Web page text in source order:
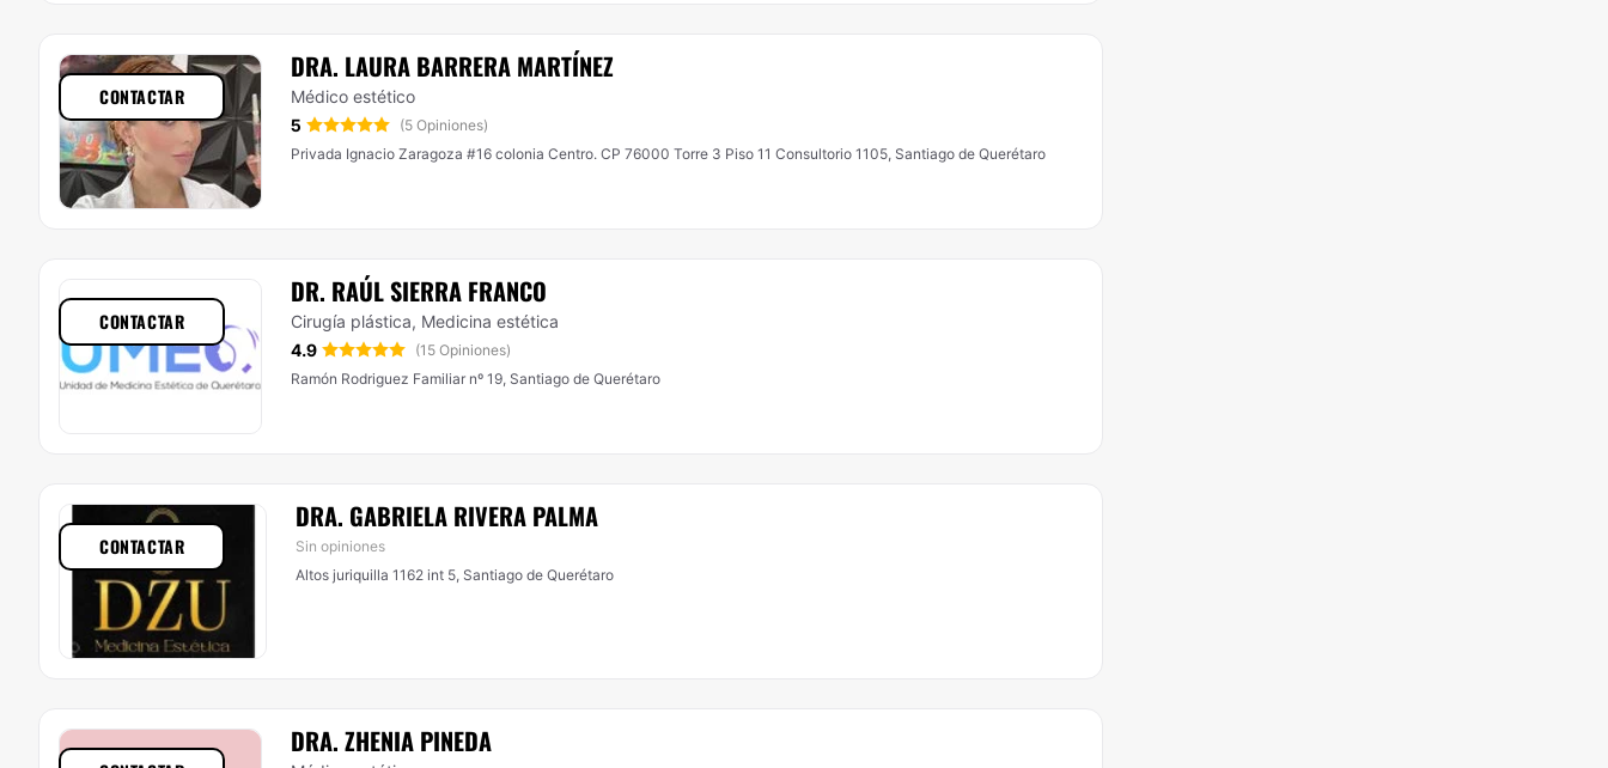
DRA. LAURA BARRERA MARTÍNEZ
Médico estético
5
(5 Opiniones)
Privada Ignacio Zaragoza #16 colonia Centro. CP 76000 Torre 3 Piso 11 Consultorio 1105, Santiago de Querétaro
CONTACTAR
DR. RAÚL SIERRA FRANCO
Cirugía plástica, Medicina estética
4.9
(15 Opiniones)
Ramón Rodriguez Familiar nº 19, Santiago de Querétaro
CONTACTAR
DRA. GABRIELA RIVERA PALMA
Sin opiniones
Altos juriquilla 1162 int 5, Santiago de Querétaro
CONTACTAR
DRA. ZHENIA PINEDA